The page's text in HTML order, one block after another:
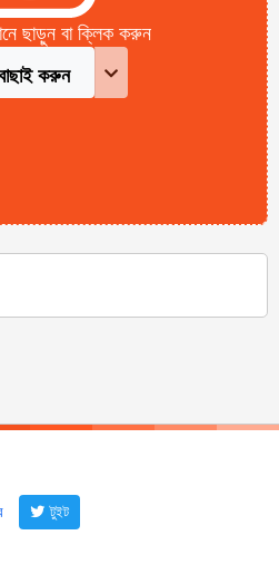
ছাড়ুন বা ক্লিক করুন
করুন
টুইট